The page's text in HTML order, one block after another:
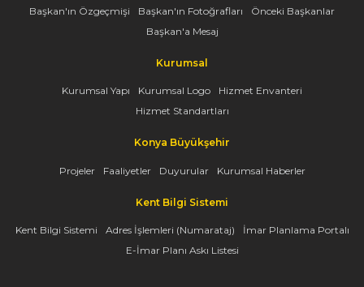
Başkan'ın Özgeçmişi Başkan'ın Fotoğrafları
Önceki Başkanlar
Başkan'a Mesaj
Kurumsal
Kurumsal Yapı Kurumsal Logo
Hizmet Envanteri
Hizmet Standartları
Konya Büyükşehir
Projeler Faaliyetler Duyurular Kurumsal Haberler
Kent Bilgi Sistemi
Kent Bilgi Sistemi Adres İşlemleri (Numarataj)
İmar Planlama Portalı
E-İmar Planı Askı Listesi